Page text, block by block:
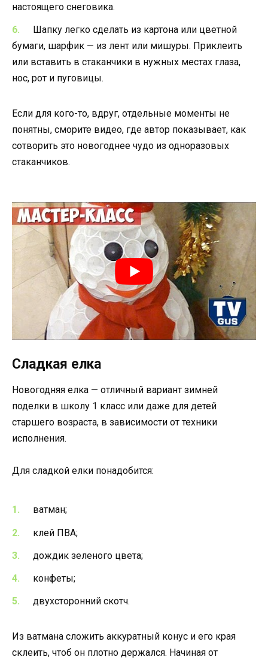
настоящего снеговика.
Шапку легко сделать из картона или цветной
бумаги, шарфик — из лент или мишуры. Приклеить
или вставить в стаканчики в нужных местах глаза,
нос, рот и пуговицы.
Если для кого-то, вдруг, отдельные моменты не
понятны, сморите видео, где автор показывает, как
сотворить это новогоднее чудо из одноразовых
стаканчиков.
Сладкая елка
Новогодняя елка — отличный вариант зимней
поделки в школу 1 класс или даже для детей
старшего возраста, в зависимости от техники
исполнения.
Для сладкой елки понадобится:
ватман;
клей ПВА;
дождик зеленого цвета;
конфеты;
двухсторонний скотч.
Из ватмана сложить аккуратный конус и его края
склеить, чтоб он плотно держался. Начиная от